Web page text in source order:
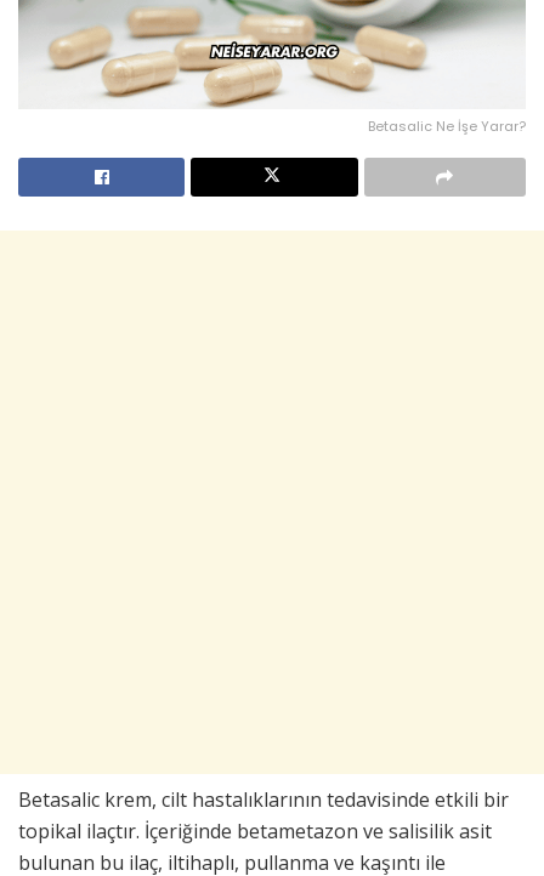
Betasalic Ne İşe Yarar?
Betasalic krem, cilt hastalıklarının tedavisinde etkili bir
topikal ilaçtır. İçeriğinde betametazon ve salisilik asit
bulunan bu ilaç, iltihaplı, pullanma ve kaşıntı ile